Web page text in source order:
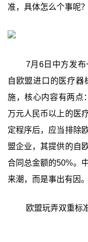
准，具体怎么个事呢？
7月6日中方发
自欧盟进口的医疗器
施，核心内容有两点
万元人民币以上的医
定程序后，应当排除
盟企业，其提供的自
合同总金额的50%。
来潮，而是事出有因。
欧盟玩弄双重标